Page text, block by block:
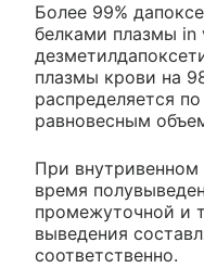
Более 99%
белками плазмы
плазмы крови на
распределяется
равновесным
При
время
промежуточной и
выведения
соответственно.